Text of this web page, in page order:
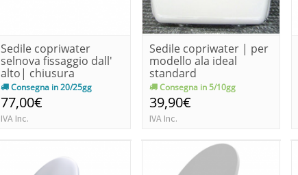
Sedile copriwater
selnova fissaggio dall'
alto| chiusura
rallenta...
Consegna in 20/25gg
77,00€
IVA Inc.
Sedile copriwater | per
modello ala ideal
standard
Consegna in 5/10gg
39,90€
IVA Inc.